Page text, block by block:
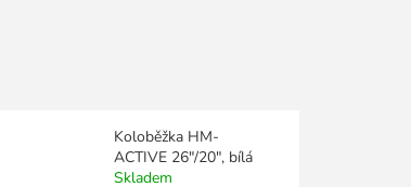
Koloběžka HM-
ACTIVE 26"/20", bílá
Skladem